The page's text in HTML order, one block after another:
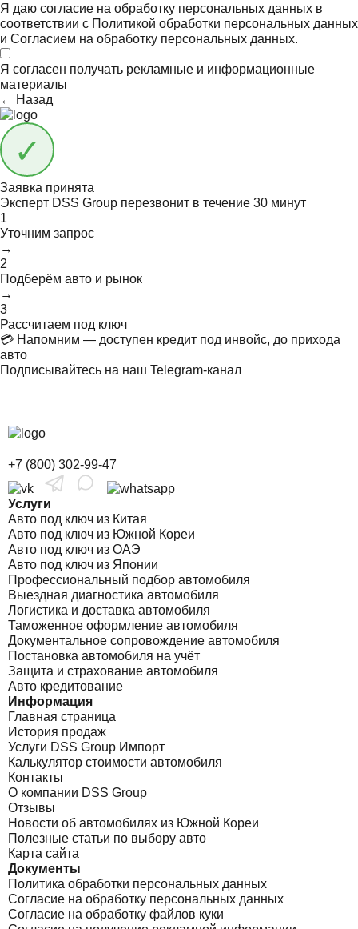
Я даю согласие на обработку персональных данных в
соответствии с Политикой обработки персональных данных
и Согласием на обработку персональных данных.
Я согласен получать рекламные и информационные
материалы
← Назад
Заявка принята
Эксперт DSS Group перезвонит в течение 30 минут
1
Уточним запрос
→
2
Подберём авто и рынок
→
3
Рассчитаем под ключ
💳 Напомним — доступен кредит под инвойс, до прихода
авто
Подписывайтесь на наш Telegram-канал
+7 (800) 302-99-47
Услуги
Авто под ключ из Китая
Авто под ключ из Южной Кореи
Авто под ключ из ОАЭ
Авто под ключ из Японии
Профессиональный подбор автомобиля
Выездная диагностика автомобиля
Логистика и доставка автомобиля
Таможенное оформление автомобиля
Документальное сопровождение автомобиля
Постановка автомобиля на учёт
Защита и страхование автомобиля
Авто кредитование
Информация
Главная страница
История продаж
Услуги DSS Group Импорт
Калькулятор стоимости автомобиля
Контакты
О компании DSS Group
Отзывы
Новости об автомобилях из Южной Кореи
Полезные статьи по выбору авто
Карта сайта
Документы
Политика обработки персональных данных
Согласие на обработку персональных данных
Согласие на обработку файлов куки